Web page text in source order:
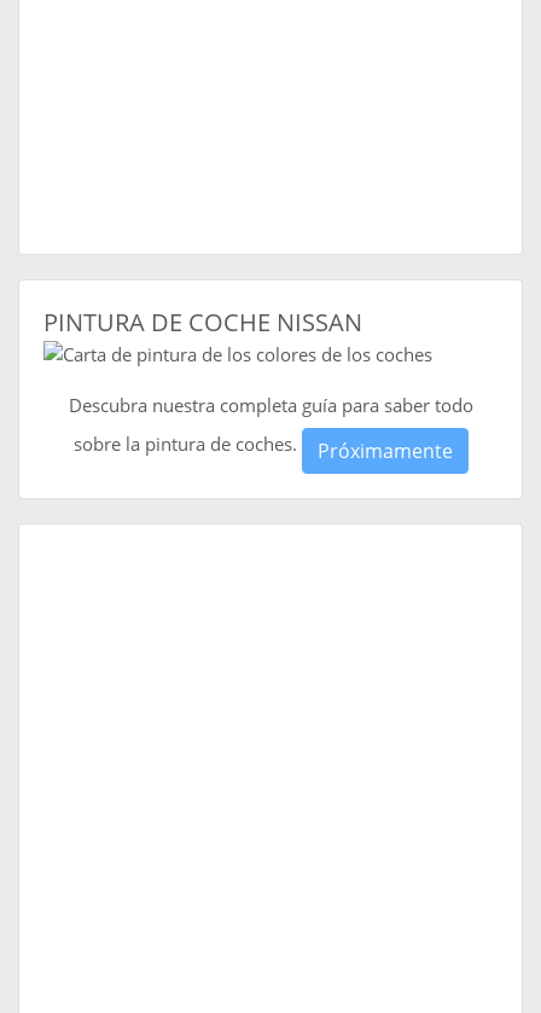
PINTURA DE COCHE NISSAN
Descubra nuestra completa guía para saber todo
sobre la pintura de coches.
Próximamente